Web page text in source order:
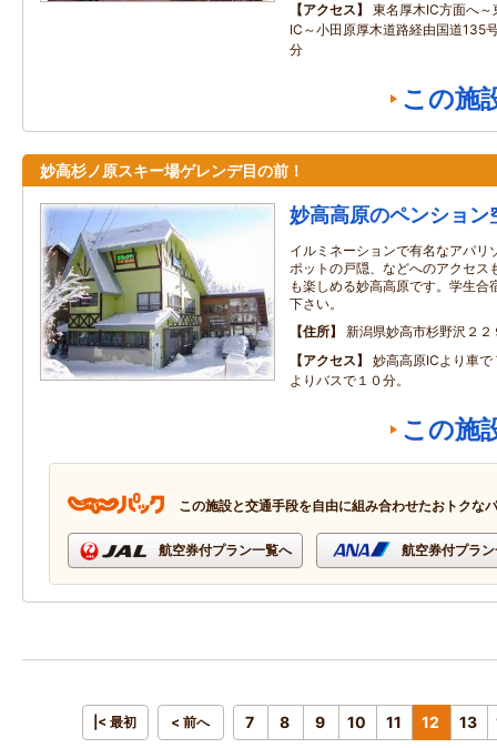
アクセス
東名厚木IC方面へ
IC～小田原厚木道路経由国道135
分
この施
妙高杉ノ原スキー場ゲレンデ目の前！
妙高高原のペンション
イルミネーションで有名なアパリ
ポットの戸隠、などへのアクセス
も楽しめる妙高高原です。学生合
下さい。
住所
新潟県妙高市杉野沢２２
アクセス
妙高高原ICより車
よりバスで１０分。
この施
この施設と交通手段を自由に組み合わせたおトクな
航空券付プラン一覧へ 航空券付プラ
|< 最初 < 前へ 7 8 9 10 11 12 13